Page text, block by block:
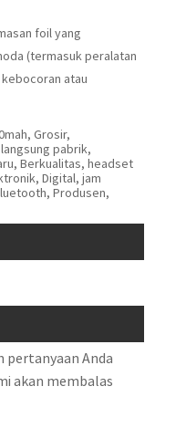
foil yang
(termasuk peralatan
atau
Grosir,
pabrik,
Berkualitas, headset
Digital, jam
Produsen,
pertanyaan Anda
akan membalas